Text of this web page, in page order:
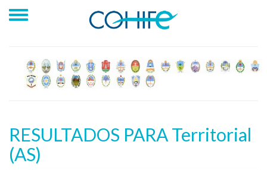
RESULTADOS PARA Territorial
(AS)